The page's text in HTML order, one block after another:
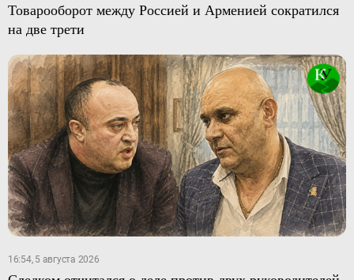
Товарооборот между Россией и Арменией сократился
на две трети
16:54, 5 августа 2026